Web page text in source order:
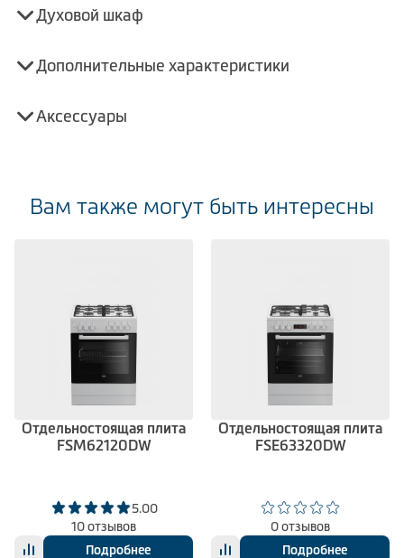
Духовой шкаф
Дополнительные характеристики
Аксессуары
Вам также могут быть интересны
Отдельностоящая плита
FSM62120DW
5.00
10 отзывов
Подробнее
Отдельностоящая плита
FSE63320DW
0 отзывов
Подробнее